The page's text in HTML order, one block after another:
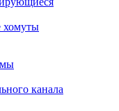
хомуты
канала